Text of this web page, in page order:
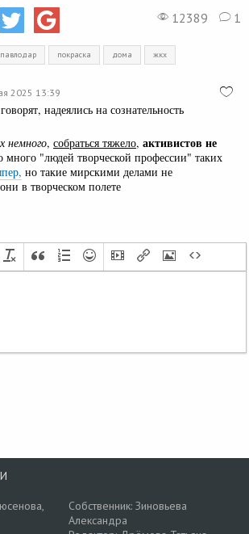
12389
1
павлодар покраска дома жкх
2025 13:39
надеялись на сознательность
немного, собраться тяжело, активистов не
много "людей творческой профессии" таких
но такие мирскими делами не
в творческом полете
Собственник: Зиновьева
Александра